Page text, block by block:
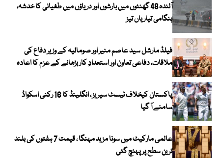
آئندہ 48 گھنٹوں میں بارشوں اور دریاؤں میں طغیانی کا خدشہ،
ہنگامی تیاریاں تیز
فیلڈ مارشل سید عاصم منیر اور صومالیہ کے وزیر دفاع کی
ملاقات، دفاعی تعاون اور استعدادِ کار بڑھانے کے عزم کا اعادہ
پاکستان کیخلاف ٹیسٹ سیریز ، انگلینڈ کا 16 رکنی اسکواڈ
سامنے آ گیا
عالمی مارکیٹ میں سونا مزید مہنگا ، قیمت 7 ہفتوں کی بلند
ترین سطح پر پہنچ گئی